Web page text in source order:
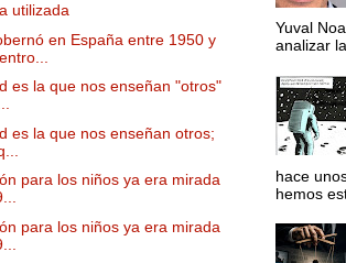
utilizada
en España entre 1950 y
es la que nos enseñan "otros"
es la que nos enseñan otros;
para los niños ya era mirada
para los niños ya era mirada
Yuval
analizar
hace
hemos